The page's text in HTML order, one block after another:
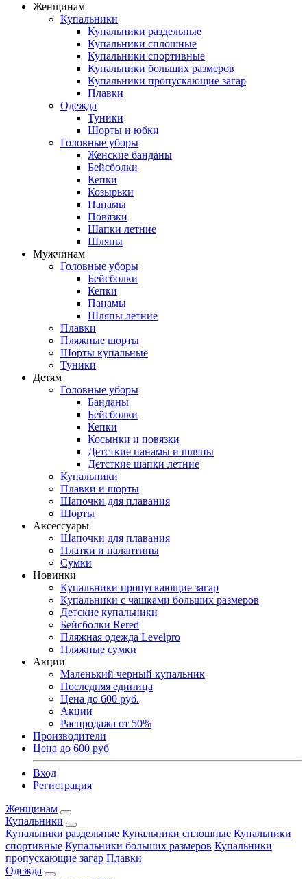
Женщинам
Купальники
Купальники раздельные
Купальники сплошные
Купальники спортивные
Купальники больших размеров
Купальники пропускающие загар
Плавки
Одежда
Туники
Шорты и юбки
Головные уборы
Женские банданы
Бейсболки
Кепки
Козырьки
Панамы
Повязки
Шапки летние
Шляпы
Мужчинам
Головные уборы
Бейсболки
Кепки
Панамы
Шляпы летние
Плавки
Пляжные шорты
Шорты купальные
Туники
Детям
Головные уборы
Банданы
Бейсболки
Кепки
Косынки и повязки
Детсткие панамы и шляпы
Детсткие шапки летние
Купальники
Плавки и шорты
Шапочки для плавания
Шорты
Аксессуары
Шапочки для плавания
Платки и палантины
Сумки
Новинки
Купальники пропускающие загар
Купальники с чашками больших размеров
Детские купальники
Бейсболки Rered
Пляжная одежда Levelpro
Пляжные сумки
Акции
Маленький черный купальник
Последняя единица
Цена до 600 руб.
Акции
Распродажа от 50%
Производители
Цена до 600 руб
Вход
Регистрация
Женщинам
Купальники
Купальники раздельные Купальники сплошные Купальники
спортивные Купальники больших размеров Купальники
пропускающие загар Плавки
Одежда